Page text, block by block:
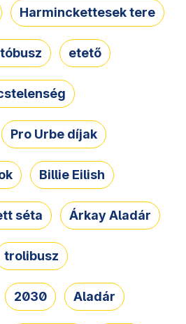
Harminckettesek tere
etető
Pro Urbe díjak
Billie Eilish
séta Árkay Aladár
trolibusz
2030 Aladár